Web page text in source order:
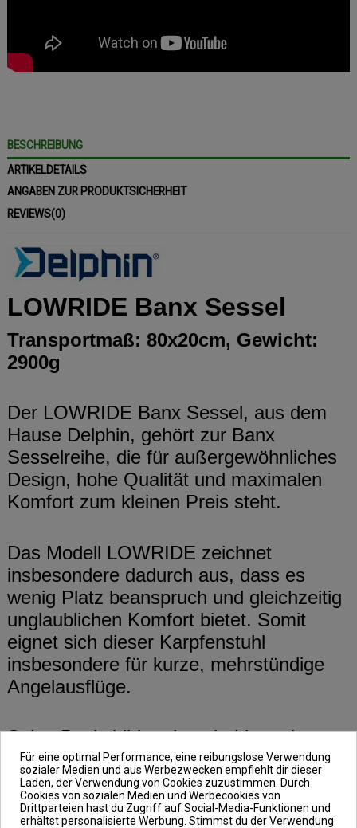
BESCHREIBUNG
ARTIKELDETAILS
ANGABEN ZUR PRODUKTSICHERHEIT
REVIEWS(0)
LOWRIDE Banx Sessel
Transportmaß: 80x20cm, Gewicht:
2900g
Der LOWRIDE Banx Sessel, aus dem
Hause Delphin, gehört zur Banx
Sesselreihe, die für außergewöhnliches
Design, hohe Qualität und maximalen
Komfort zum kleinen Preis steht.
Das Modell LOWRIDE zeichnet
insbesondere dadurch aus, dass es
wenig Platz beanspruch und gleichzeitig
unglaublichen Komfort bietet. Somit
eignet sich dieser Karpfenstuhl
insbesondere für kurze, mehrstündige
Angelausflüge.
Seine Basis bildet eine niedrige, aber
äußerst stabile Metallkonstruktion. Die
geringe Höhe des Sessels hat allerdings
keinen Einfluss auf dessen Komfort.
Für eine optimal Performance, eine reibungslose Verwendung
sozialer Medien und aus Werbezwecken empfiehlt dir dieser
Laden, der Verwendung von Cookies zuzustimmen. Durch
Cookies von sozialen Medien und Werbecookies von
Drittparteien hast du Zugriff auf Social-Media-Funktionen und
erhältst personalisierte Werbung. Stimmst du der Verwendung